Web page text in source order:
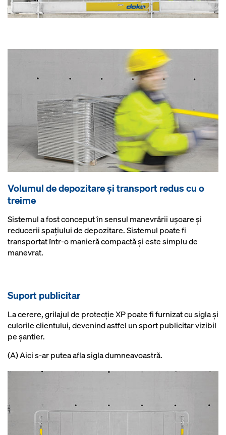
Volumul de depozitare şi transport redus cu o
treime
Sistemul a fost conceput în sensul manevrării ușoare și
reducerii spațiului de depozitare. Sistemul poate fi
transportat într-o manieră compactă şi este simplu de
manevrat.
Suport publicitar
La cerere, grilajul de protecţie XP poate fi furnizat cu sigla şi
culorile clientului, devenind astfel un sport publicitar vizibil
pe şantier.
(A) Aici s-ar putea afla sigla dumneavoastră.